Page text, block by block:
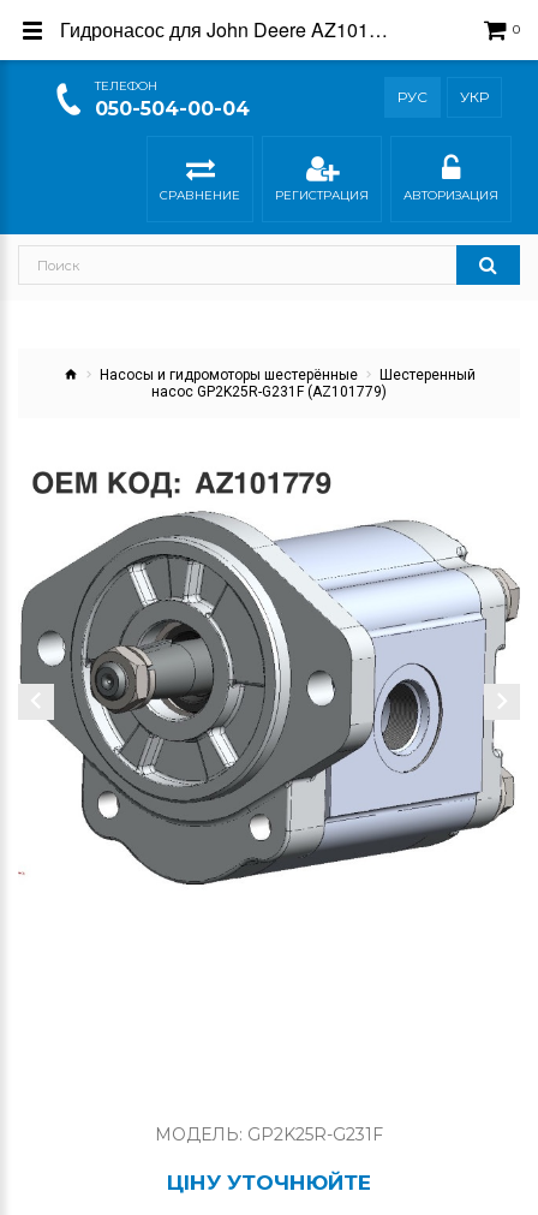
ТEЛЕФОН
050-504-00-04
РУС УКР
0
СРАВНЕНИЕ РЕГИСТРАЦИЯ АВТОРИЗАЦИЯ
Насосы и гидромоторы шестерённые
Шестеренный
насос GP2K25R-G231F (AZ101779)
МОДЕЛЬ: GP2K25R-G231F
ЦІНУ УТОЧНЮЙТЕ
Гидронасос для John Deere AZ101779 — Купить у производителя Гидросила